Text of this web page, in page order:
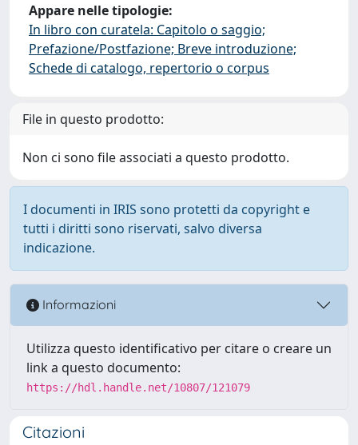
Appare nelle tipologie:
In libro con curatela: Capitolo o saggio;
Prefazione/Postfazione; Breve introduzione;
Schede di catalogo, repertorio o corpus
File in questo prodotto:
Non ci sono file associati a questo prodotto.
I documenti in IRIS sono protetti da copyright e
tutti i diritti sono riservati, salvo diversa
indicazione.
Informazioni
Utilizza questo identificativo per citare o creare un
link a questo documento:
https://hdl.handle.net/10807/121079
Citazioni